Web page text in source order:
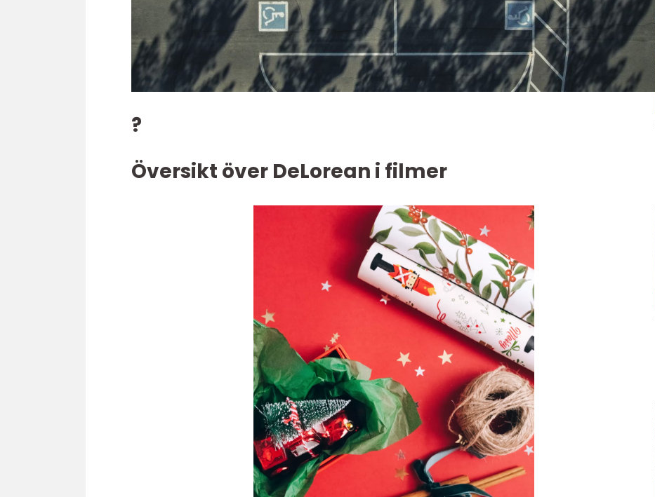
?
Översikt över DeLorean i filmer